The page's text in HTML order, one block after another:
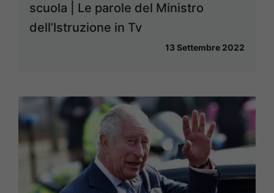
scuola | Le parole del Ministro
dell’Istruzione in Tv
13 Settembre 2022